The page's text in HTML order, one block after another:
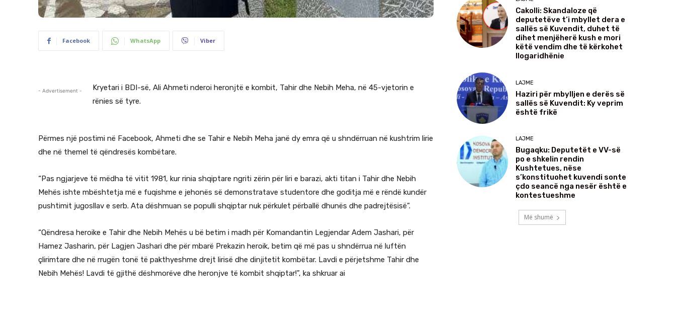
Facebook WhatsApp Viber
- Advertisement -
Kryetari i BDI-së, Ali Ahmeti nderoi heronjtë e kombit, Tahir dhe Nebih Meha, në 45-vjetorin e
rënies së tyre.
Përmes një postimi në Facebook, Ahmeti dhe se Tahir e Nebih Meha janë dy emra që u shndërruan në kushtrim lirie
dhe në themel të qëndresës kombëtare.
“Pas ngjarjeve të mëdha të vitit 1981, kur rinia shqiptare ngriti zërin për liri e barazi, akti titan i Tahir dhe Nebih
Mehës ishte mbështetja më e fuqishme e jehonës së demonstratave studentore dhe goditja më e rëndë kundër
pushtimit jugosllav e serb. Ata dëshmuan se populli shqiptar nuk përkulet përballë dhunës dhe padrejtësisë”.
“Qëndresa heroike e Tahir dhe Nebih Mehës u bë betim i madh për Komandantin Legjendar Adem Jashari, për
Hamez Jasharin, për Lagjen Jashari dhe për mbarë Prekazin heroik, betim që më pas u shndërrua në luftën
çlirimtare dhe në rrugën tonë të pakthyeshme drejt lirisë dhe dinjitetit kombëtar. Lavdi e përjetshme Tahir dhe
Nebih Mehës! Lavdi të gjithë dëshmorëve dhe heronjve të kombit shqiptar!”, ka shkruar ai
Cakolli: Skandaloze që
deputetëve t’i mbyllet dera e
sallës së Kuvendit, duhet të
dihet menjëherë kush e mori
këtë vendim dhe të kërkohet
llogaridhënie
LAJME
Haziri për mbylljen e derës së
sallës së Kuvendit: Ky veprim
është frikë
LAJME
Bugaqku: Deputetët e VV-së
po e shkelin rendin
Kushtetues, nëse
s’konstituohet kuvendi sonte
çdo seancë nga nesër është e
kontestueshme
Më shumë